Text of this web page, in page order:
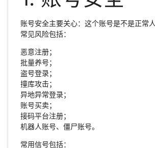
账号安全主要关心：这个账号是不是正常
常见风险包括：
恶意注册；
批量养号；
盗号登录；
撞库攻击；
异地异常登录；
账号买卖；
接码平台注册；
机器人账号、僵尸账号。
常用信号包括：